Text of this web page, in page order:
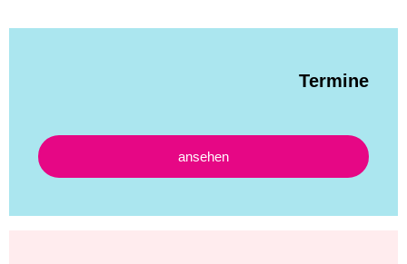
Termine
ansehen